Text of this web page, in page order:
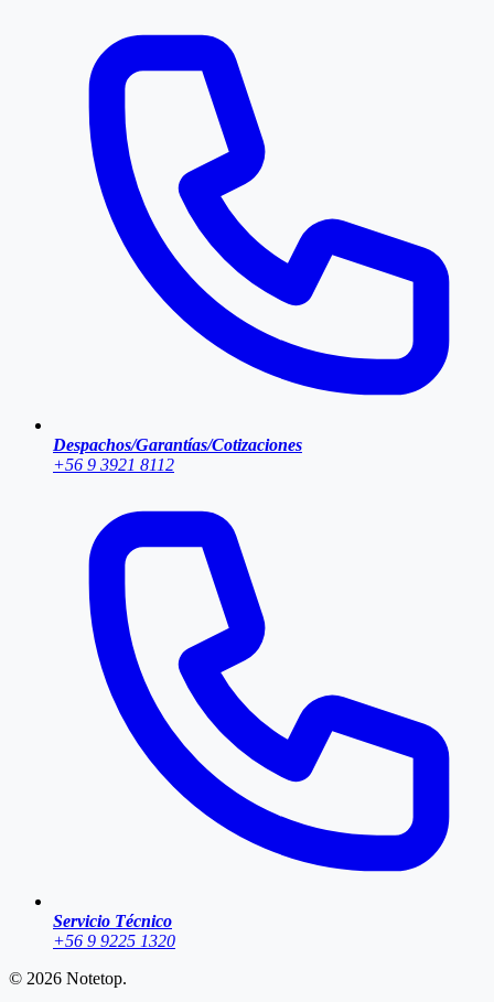
Despachos/Garantías/Cotizaciones
+56 9 3921 8112
Servicio Técnico
+56 9 9225 1320
© 2026 Notetop.